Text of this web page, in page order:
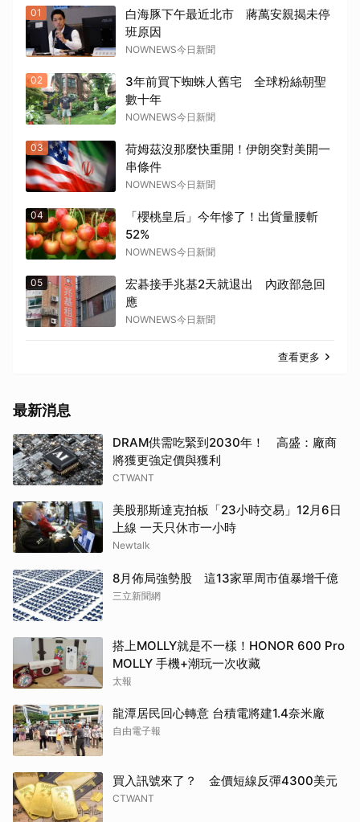
01
白海豚下午最近北市 蔣萬安親揭未停
班原因
NOWNEWS今日新聞
02
3年前買下蜘蛛人舊宅 全球粉絲朝聖
數十年
NOWNEWS今日新聞
03
荷姆茲沒那麼快重開！伊朗突對美開一
串條件
NOWNEWS今日新聞
04
「櫻桃皇后」今年慘了！出貨量腰斬
52%
NOWNEWS今日新聞
05
宏碁接手兆基2天就退出 內政部急回
應
NOWNEWS今日新聞
查看更多
最新消息
DRAM供需吃緊到2030年！ 高盛：廠商
將獲更強定價與獲利
CTWANT
美股那斯達克拍板「23小時交易」12月6日
上線 一天只休市一小時
Newtalk
8月佈局強勢股 這13家單周市值暴增千億
三立新聞網
搭上MOLLY就是不一樣！HONOR 600 Pro
MOLLY 手機+潮玩一次收藏
太報
龍潭居民回心轉意 台積電將建1.4奈米廠
自由電子報
買入訊號來了？ 金價短線反彈4300美元
CTWANT